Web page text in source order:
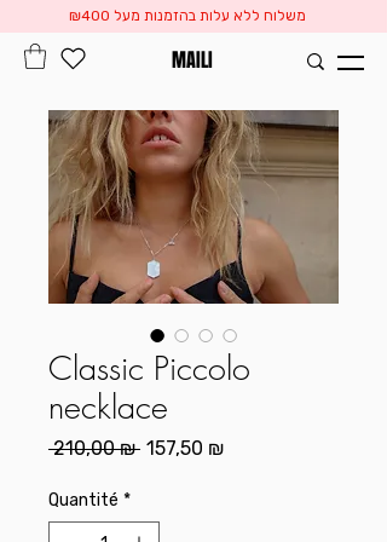
משלוח ללא עלות בהזמנות מעל ₪400
MAILI
Classic Piccolo
necklace
210,00 ₪ Prix
157,50 ₪Prix
Quantité *